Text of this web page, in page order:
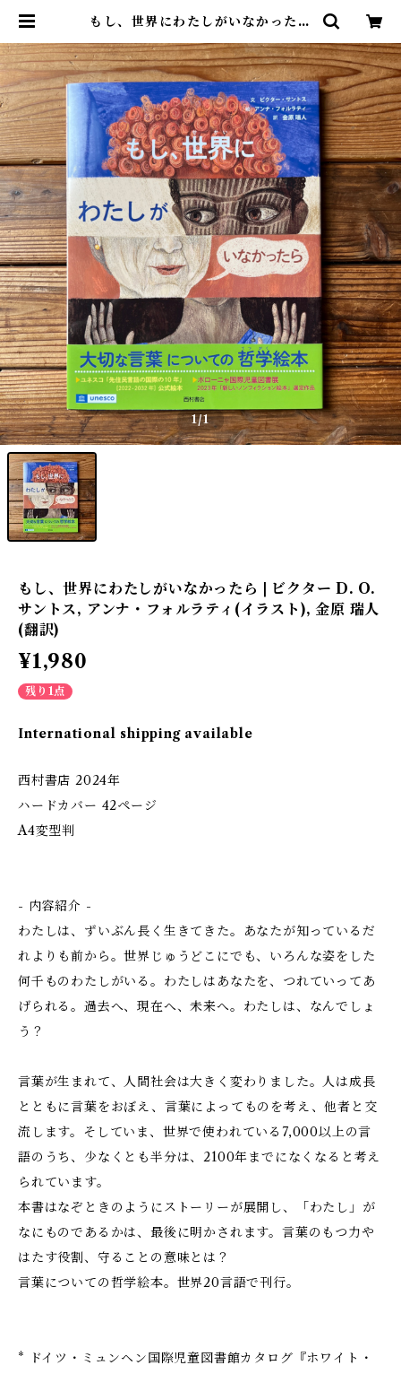
もし、世界にわたしがいなかったら
ナ・フォルラティ(イラスト), 金原
瑞人(翻訳) | 尾鷲市九鬼町 漁村の本
屋 トンガ坂文庫
1/1
もし、世界にわたしがいなかったら | ビクター D. O.
サントス, アンナ・フォルラティ(イラスト), 金原 瑞人
(翻訳)
¥1,980
残り1点
International shipping available
西村書店 2024年
ハードカバー 42ページ
A4変型判
- 内容紹介 -
わたしは、ずいぶん長く生きてきた。あなたが知っているだ
れよりも前から。世界じゅうどこにでも、いろんな姿をした
何千ものわたしがいる。わたしはあなたを、つれていってあ
げられる。過去へ、現在へ、未来へ。わたしは、なんでしょ
う？
言葉が生まれて、人間社会は大きく変わりました。人は成長
とともに言葉をおぼえ、言葉によってものを考え、他者と交
流します。そしていま、世界で使われている7,000以上の言
語のうち、少なくとも半分は、2100年までになくなると考え
られています。
本書はなぞときのようにストーリーが展開し、「わたし」が
なにものであるかは、最後に明かされます。言葉のもつ力や
はたす役割、守ることの意味とは？
言葉についての哲学絵本。世界20言語で刊行。
* ドイツ・ミュンヘン国際児童図書館カタログ『ホワイト・